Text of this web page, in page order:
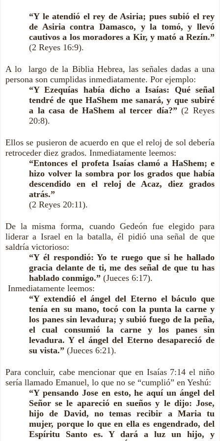
“Y le atendió el rey de Asiria; pues subió el rey
de Asiria contra Damasco, y la tomó, y llevó
cautivos a los moradores a Kir, y mató a Rezín.”
(2 Reyes 16:9).
A lo largo de la Biblia Hebrea, las señales dadas a una
persona son cumplidas inmediatamente. Por ejemplo:
“Y Ezequías había dicho a Isaías: Qué señal
tendré de que HaShem me sanará, y que subiré
a la casa de HaShem al tercer día?”(2 Reyes
20:8).
Ellos se pusieron de acuerdo en que el reloj de sol debería
retroceder diez grados. Inmediatamente leemos:
“Entonces el profeta Isaías clamó a HaShem; e
hizo volver la sombra por los grados que había
descendido en el reloj de Acaz, diez grados
atrás.”
(2 Reyes 20:11).
De la misma forma, cuando Gedeón fue elegido para
liderar a Israel en la batalla, él pidió una señal de que
saldría victorioso:
“Y él respondió: Yo te ruego que si he hallado
gracia delante de ti, me des señal de que tu has
hablado conmigo.” (Jueces 6:17).
Inmediatamente leemos:
“Y extendió el ángel del Eterno el báculo que
tenía en su mano, tocó con la punta la carne y
los panes sin levadura; y subió fuego de la peña,
el cual consumió la carne y los panes sin
levadura. Y el ángel del Eterno desapareció de
su vista.” (Jueces 6:21).
Para concluir, cabe mencionar que en Isaías 7:14 el niño
sería llamado Emanuel, lo que no se “cumplió” en Yeshú:
“Y pensando Jose en esto, he aquí un ángel del
Señor se le apareció en sueños y le dijo: Jose,
hijo de David, no temas recibir a Maria tu
mujer, porque lo que en ella es engendrado, del
Espíritu Santo es. Y dará a luz un hijo, y